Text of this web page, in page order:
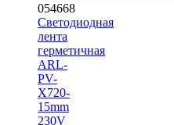
054668
Светодиодная
лента
герметичная
ARL-
PV-
X720-
15mm
230V